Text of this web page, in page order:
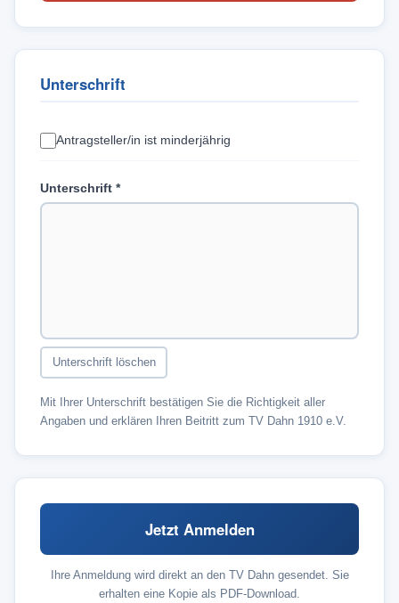
Unterschrift
Antragsteller/in ist minderjährig
Unterschrift *
Unterschrift löschen
Mit Ihrer Unterschrift bestätigen Sie die Richtigkeit aller
Angaben und erklären Ihren Beitritt zum TV Dahn 1910 e.V.
Jetzt Anmelden
Ihre Anmeldung wird direkt an den TV Dahn gesendet. Sie
erhalten eine Kopie als PDF-Download.